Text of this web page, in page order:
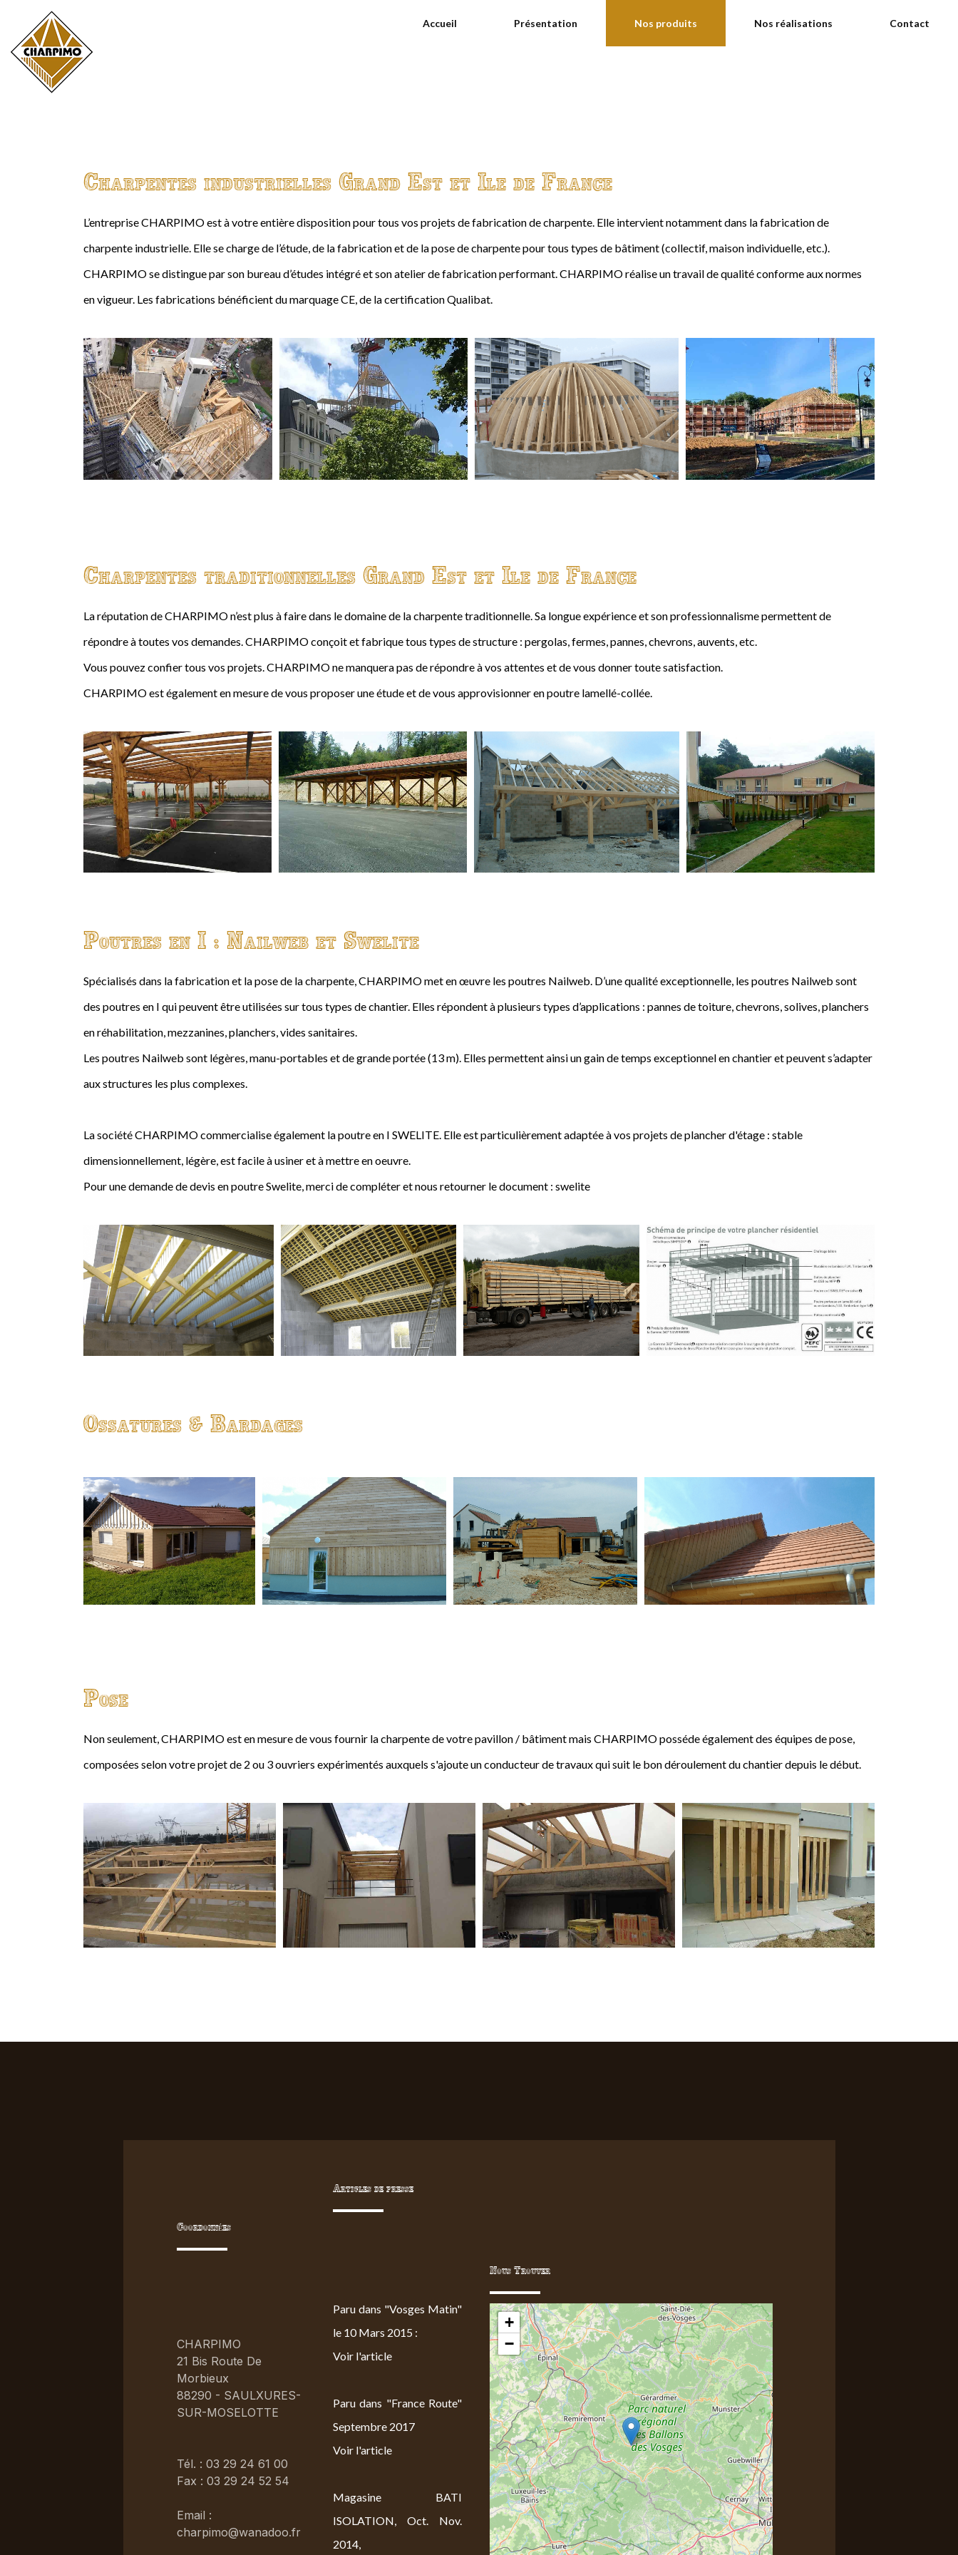
Accueil Présentation Nos produits Nos réalisations Contact
Charpentes industrielles Grand Est et Ile de France
L’entreprise CHARPIMO est à votre entière disposition pour tous vos projets de fabrication de charpente. Elle intervient notamment dans la fabrication de
charpente industrielle. Elle se charge de l’étude, de la fabrication et de la pose de charpente pour tous types de bâtiment (collectif, maison individuelle, etc.).
CHARPIMO se distingue par son bureau d’études intégré et son atelier de fabrication performant. CHARPIMO réalise un travail de qualité conforme aux normes
en vigueur. Les fabrications bénéficient du marquage CE, de la certification Qualibat.
Charpentes traditionnelles Grand Est et Ile de France
La réputation de CHARPIMO n’est plus à faire dans le domaine de la charpente traditionnelle. Sa longue expérience et son professionnalisme permettent de
répondre à toutes vos demandes. CHARPIMO conçoit et fabrique tous types de structure : pergolas, fermes, pannes, chevrons, auvents, etc.
Vous pouvez confier tous vos projets. CHARPIMO ne manquera pas de répondre à vos attentes et de vous donner toute satisfaction.
CHARPIMO est également en mesure de vous proposer une étude et de vous approvisionner en poutre lamellé-collée.
Poutres en I : Nailweb et Swelite
Spécialisés dans la fabrication et la pose de la charpente, CHARPIMO met en œuvre les poutres Nailweb. D’une qualité exceptionnelle, les poutres Nailweb sont
des poutres en I qui peuvent être utilisées sur tous types de chantier. Elles répondent à plusieurs types d’applications : pannes de toiture, chevrons, solives, planchers
en réhabilitation, mezzanines, planchers, vides sanitaires.
Les poutres Nailweb sont légères, manu-portables et de grande portée (13 m). Elles permettent ainsi un gain de temps exceptionnel en chantier et peuvent s’adapter
aux structures les plus complexes.
La société CHARPIMO commercialise également la poutre en I SWELITE. Elle est particulièrement adaptée à vos projets de plancher d'étage : stable
dimensionnellement, légère, est facile à usiner et à mettre en oeuvre.
Pour une demande de devis en poutre Swelite, merci de compléter et nous retourner le document : swelite
Ossatures & Bardages
Pose
Non seulement, CHARPIMO est en mesure de vous fournir la charpente de votre pavillon / bâtiment mais CHARPIMO posséde également des équipes de pose,
composées selon votre projet de 2 ou 3 ouvriers expérimentés auxquels s'ajoute un conducteur de travaux qui suit le bon déroulement du chantier depuis le début.
Coordonnées
CHARPIMO
21 Bis Route De
Morbieux
88290 - SAULXURES-
SUR-MOSELOTTE
Tél. : 03 29 24 61 00
Fax : 03 29 24 52 54
Email :
charpimo@wanadoo.fr
Articles de presse
Paru dans "Vosges Matin"
le 10 Mars 2015 :
Voir l'article
Paru dans "France Route"
Septembre 2017
Voir l'article
Magasine BATI
ISOLATION, Oct. Nov.
2014,
Nous Trouver
+
−